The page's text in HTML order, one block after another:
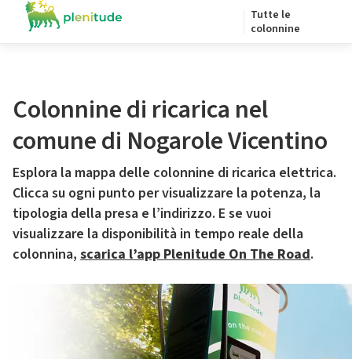
Tutte le
colonnine
Colonnine di ricarica nel
comune di Nogarole Vicentino
Esplora la mappa delle colonnine di ricarica elettrica.
Clicca su ogni punto per visualizzare la potenza, la
tipologia della presa e l’indirizzo. E se vuoi
visualizzare la disponibilità in tempo reale della
colonnina, scarica l’app Plenitude On The Road.